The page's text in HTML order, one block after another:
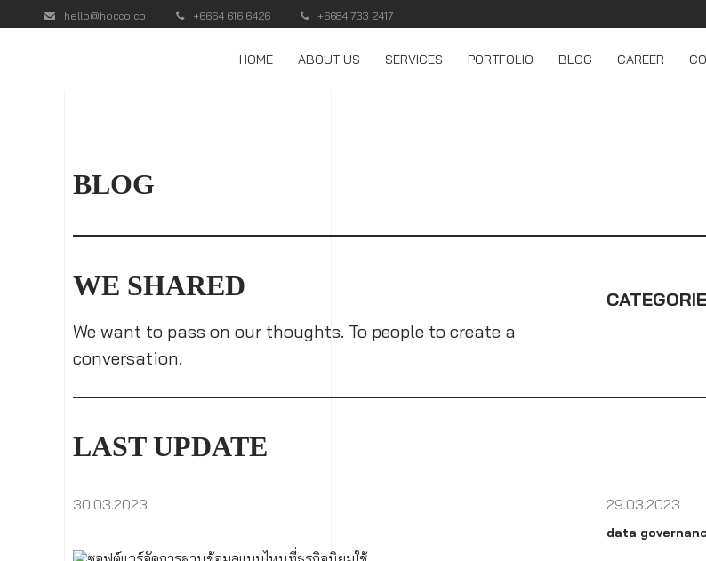
hello@hocco.co +6664 616 6426 +6684 733 2417
HOME ABOUT US SERVICES PORTFOLIO BLOG CAREER
BLOG
WE SHARED
We want to pass on our thoughts. To people to create a
conversation.
LAST UPDATE
30.03.2023 29.03.2023
data